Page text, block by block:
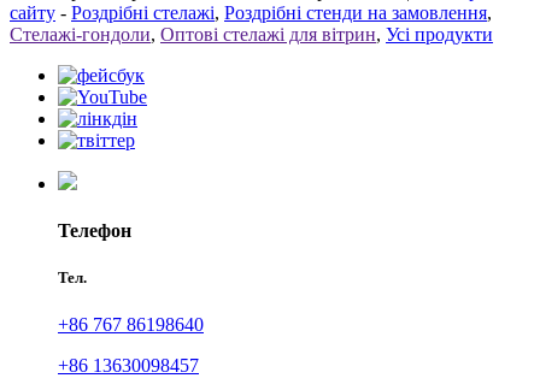
сайту - Роздрібні стелажі, Роздрібні стенди на замовлення,
Стелажі-гондоли, Оптові стелажі для вітрин, Усі продукти
Телефон
Тел.
+86 767 86198640
+86 13630098457